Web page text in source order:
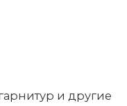
и другие